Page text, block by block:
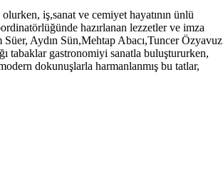
iş,sanat ve cemiyet hayatının ünlü
hazırlanan lezzetler ve imza
Aydın Sün,Mehtap Abacı,Tuncer Özyavuz
tabaklar gastronomiyi sanatla buluştururken,
dokunuşlarla harmanlanmış bu tatlar,